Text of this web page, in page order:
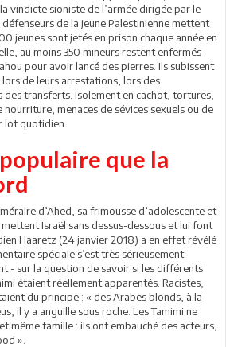
vindicte sioniste de l’armée dirigée par le
de la jeune Palestinienne mettent
jeunes sont jetés en prison chaque année en
au moins 350 mineurs restent enfermés
pour avoir lancé des pierres. Ils subissent
de leurs arrestations, lors des
transferts. Isolement en cachot, tortures,
menaces de sévices sexuels ou de
lot quotidien.
que la
d’Ahed, sa frimousse d’adolescente et
Israël sans dessus-dessous et lui font
Haaretz (24 janvier 2018) a en effet révélé
spéciale s’est très sérieusement
- sur la question de savoir si les différents
étaient réellement apparentés. Racistes,
du principe : « des Arabes blonds, à la
il y a anguille sous roche. Les Tamimi ne
même famille : ils ont embauché des acteurs,
».